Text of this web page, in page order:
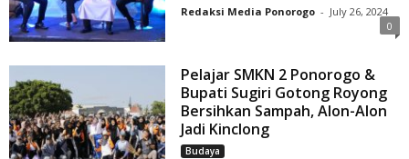
Redaksi Media Ponorogo - July 26, 2024
0
Pelajar SMKN 2 Ponorogo &
Bupati Sugiri Gotong Royong
Bersihkan Sampah, Alon-Alon
Jadi Kinclong
Budaya